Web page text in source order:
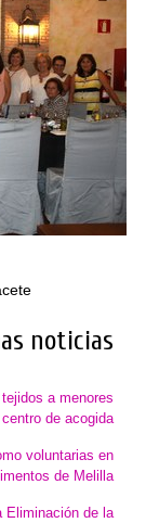
noticias
a menores
de acogida
voluntarias en
de Melilla
Eliminación de la